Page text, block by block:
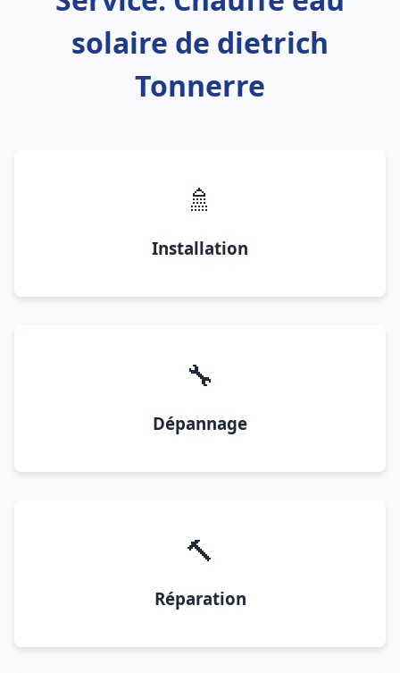
solaire de dietrich
Tonnerre
🚿
Installation
🔧
Dépannage
🔨
Réparation